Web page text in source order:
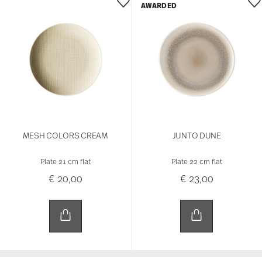
MESH COLORS CREAM
Plate 21 cm flat
€ 20,00
JUNTO DUNE
Plate 22 cm flat
€ 23,00
AWARDED